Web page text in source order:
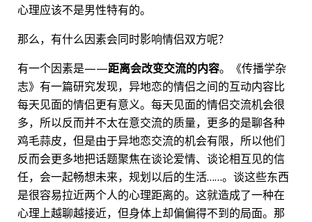
心理应该不是男性特有的。
那么，有什么因素会同时影响情侣双方呢？
有一个因素是——距离会改变交流的内容。《传播学杂
志》有一篇研究发现，异地恋的情侣之间的互动内容比
每天见面的情侣更有意义。每天见面的情侣交流机会很
多，所以反而并不太在意交流的质量，更多的是聊各种
鸡毛蒜皮，但是由于异地恋交流的机会有限，所以他们
反而会更多地把话题聚焦在谈论爱情、谈论相互见的信
任，会一起畅想未来，规划以后的生活……。谈这些东西
是很容易拉近两个人的心理距离的。这就造成了一种在
心理上越聊越接近，但身体上却偏偏得不到的局面。那